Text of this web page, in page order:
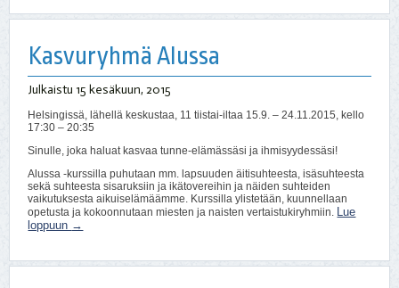
Kasvuryhmä Alussa
Julkaistu 15 kesäkuun, 2015
Helsingissä, lähellä keskustaa, 11 tiistai-iltaa 15.9. – 24.11.2015, kello
17:30 – 20:35
Sinulle, joka haluat kasvaa tunne-elämässäsi ja ihmisyydessäsi!
Alussa -kurssilla puhutaan mm. lapsuuden äitisuhteesta, isäsuhteesta
sekä suhteesta sisaruksiin ja ikätovereihin ja näiden suhteiden
vaikutuksesta aikuiselämäämme. Kurssilla ylistetään, kuunnellaan
opetusta ja kokoonnutaan miesten ja naisten vertaistukiryhmiin. Lue
loppuun →